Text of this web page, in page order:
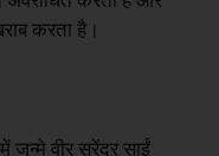
करता है।
जन्मे वीर सुरेंद्र साईं